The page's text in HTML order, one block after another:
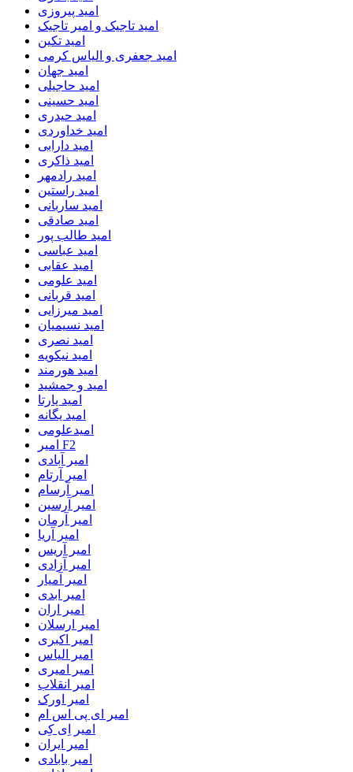
امید پیروزی
امید تاجیک و امیر تاجیک
امید تکین
امید جعفری و الیاس کرمی
امید جهان
امید حاجیلی
امید حسینی
امید حیدری
امید خداوردی
امید دارابی
امید ذاکری
امید رادمهر
امید راستین
امید ساربانی
امید صادقی
امید طالب پور
امید عباسی
امید عقابی
امید علومی
امید قربانی
امید میرزایی
امید نسیمیان
امید نصری
امید نیکویه
امید هورمند
امید و جمشید
امید یارتا
امید یگانه
امیدعلومی
امیر F2
امیر آبادی
امیر آرتام
امیر آرسام
امیر آرسین
امیر آرمان
امیر آریا
امیر آریس
امیر آزادی
امیر آمیار
امیر ابدی
امیر اران
امیر ارسلان
امیر اکبری
امیر الیاس
امیر امیری
امیر انقلاب
امیر اورک
امیر ای پی اس ام
امیر اِی کِی
امیر ایران
امیر بابادی